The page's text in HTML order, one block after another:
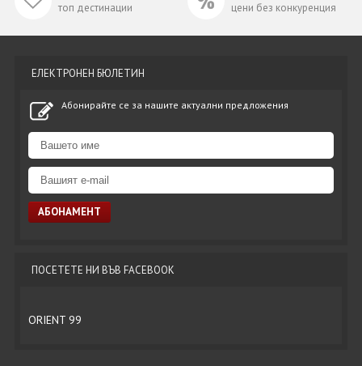
топ дестинации цени без конкуренция
ЕЛЕКТРОНЕН БЮЛЕТИН
Абонирайте се за нашите актуални предложения
ПОСЕТЕТЕ НИ ВЪВ FACEBOOK
ORIENT 99